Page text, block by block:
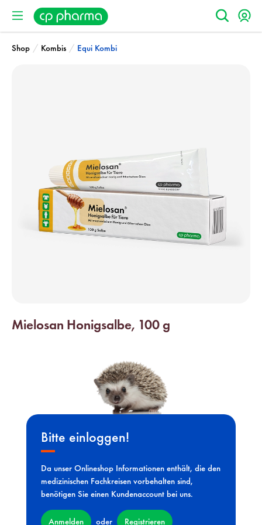
Shop / Kombis / Equi Kombi
Mielosan Honigsalbe, 100 g
Bitte einloggen!
Da unser Onlineshop Informationen enthält, die den
medizinischen Fachkreisen vorbehalten sind,
benötigen Sie einen Kundenaccount bei uns.
Anmelden oder Registrieren